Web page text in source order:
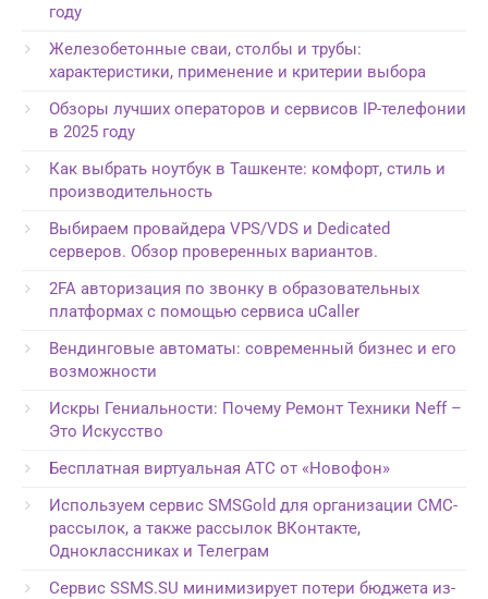
году
Железобетонные сваи, столбы и трубы:
характеристики, применение и критерии выбора
Обзоры лучших операторов и сервисов IP-телефонии
в 2025 году
Как выбрать ноутбук в Ташкенте: комфорт, стиль и
производительность
Выбираем провайдера VPS/VDS и Dedicated
серверов. Обзор проверенных вариантов.
2FA авторизация по звонку в образовательных
платформах с помощью сервиса uCaller
Вендинговые автоматы: современный бизнес и его
возможности
Искры Гениальности: Почему Ремонт Техники Neff –
Это Искусство
Бесплатная виртуальная АТС от «Новофон»
Используем сервис SMSGold для организации СМС-
рассылок, а также рассылок ВКонтакте,
Одноклассниках и Телеграм
Сервис SSMS.SU минимизирует потери бюджета из-